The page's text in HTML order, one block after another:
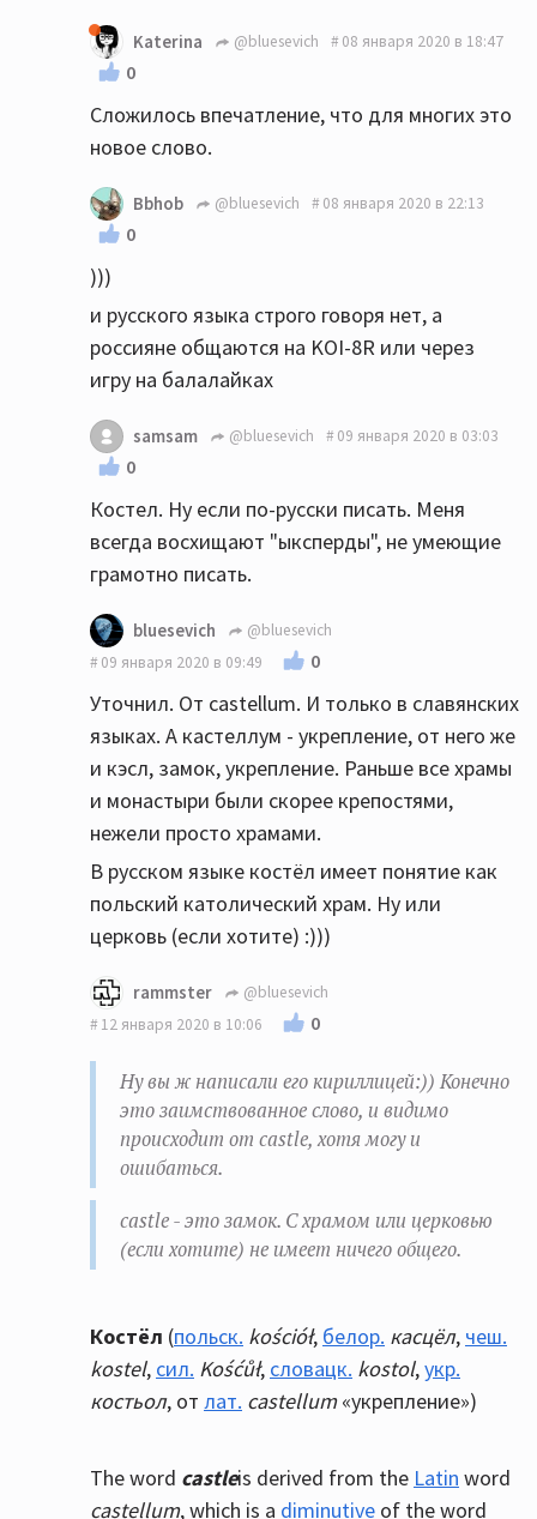
Katerina @bluesevich 08 января 2020 в 18:47
0
Сложилось впечатление, что для многих это
новое слово.
Bbhob @bluesevich 08 января 2020 в 22:13
0
)))
и русского языка строго говоря нет, а
россияне общаются на KOI-8R или через
игру на балалайках
samsam @bluesevich 09 января 2020 в 03:03
0
Костел. Ну если по-русски писать. Меня
всегда восхищают "ыксперды", не умеющие
грамотно писать.
bluesevich
@bluesevich
09 января 2020 в 09:49
0
Уточнил. От castellum. И только в славянских
языках. А кастеллум - укрепление, от него же
и кэсл, замок, укрепление. Раньше все храмы
и монастыри были скорее крепостями,
нежели просто храмами.
В русском языке костёл имеет понятие как
польский католический храм. Ну или
церковь (если хотите) :)))
rammster
@bluesevich
12 января 2020 в 10:06
0
Ну вы ж написали его кириллицей:)) Конечно
это заимствованное слово, и видимо
происходит от castle, хотя могу и
ошибаться.
castle - это замок. С храмом или церковью
(если хотите) не имеет ничего общего.
Костёл (польск. kościół, белор. касцёл, чеш.
kostel, сил. Kośćůł, словацк. kostol,укр.
костьол, от лат. castellum«укрепление»)
The word castleis derived from the Latin word
castellum, which is a diminutive of the word